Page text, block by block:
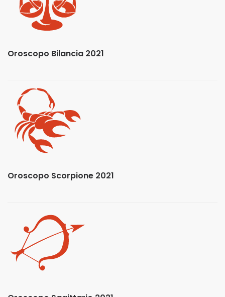
Oroscopo Bilancia 2021
Oroscopo Scorpione 2021